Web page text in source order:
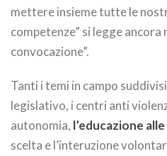
mettere insieme tutte le
competenze” si legge ancora
convocazione”.
Tanti i temi in campo
legislativo, i centri anti
autonomia, l’educazione
scelta e l’interuzione